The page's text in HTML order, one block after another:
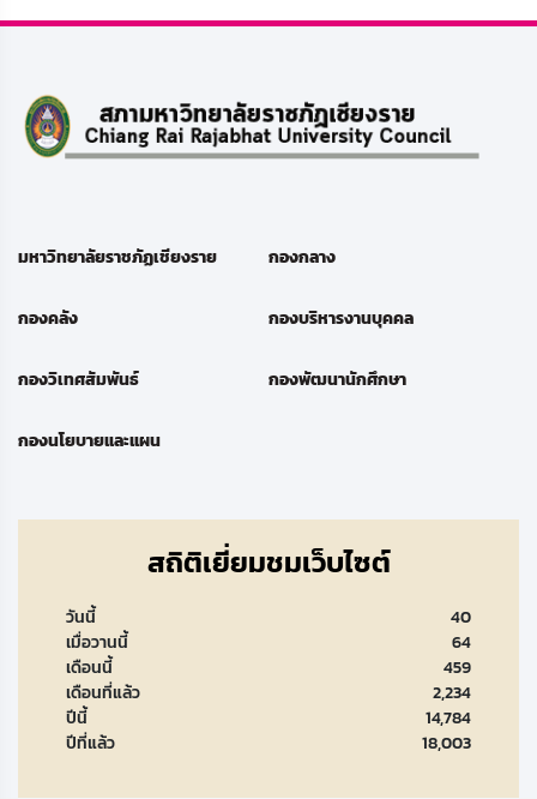
มหาวิทยาลัยราชภัฏเชียงราย กองกลาง
กองคลัง กองบริหารงานบุคคล
กองวิเทศสัมพันธ์ กองพัฒนานักศึกษา
กองนโยบายและแผน
สถิติเยี่ยมชมเว็บไซต์
วันนี้
40
เมื่อวานนี้
64
เดือนนี้
459
เดือนที่แล้ว
2,234
ปีนี้
14,784
ปีที่แล้ว
18,003